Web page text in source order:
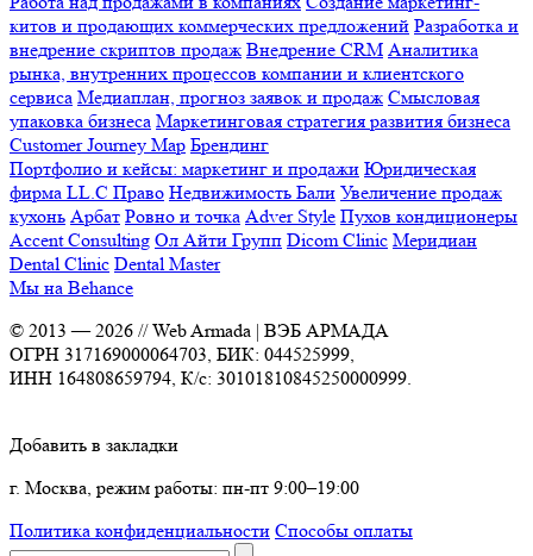
китов и продающих коммерческих предложений Разработка и
внедрение скриптов продаж Внедрение CRM Аналитика
рынка, внутренних процессов компании и клиентского
сервиса Медиаплан, прогноз заявок и продаж Смысловая
упаковка бизнеса Маркетинговая стратегия развития бизнеса
Customer Journey Map Брендинг
Портфолио и кейсы: маркетинг и продажи Юридическая
фирма LL.C Право Недвижимость Бали Увеличение продаж
кухонь Арбат Ровно и точка Adver Style Пухов кондиционеры
Accent Consulting Ол Айти Групп Dicom Clinic Меридиан
Dental Clinic Dental Master
Мы на Behance
© 2013 —2026 // Web Armada | ВЭБ АРМАДА
ОГРН 317169000064703, БИК: 044525999,
ИНН 164808659794, К/с: 30101810845250000999.
Добавить в закладки
г. Москва, режим работы: пн-пт 9:00–19:00
Политика конфиденциальности Способы оплаты